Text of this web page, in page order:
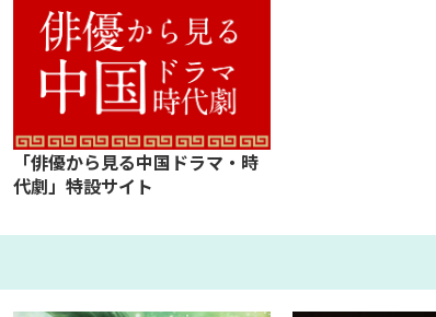
「俳優から見る中国ドラマ・時
代劇」特設サイト